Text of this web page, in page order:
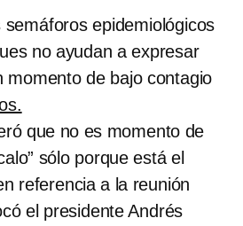
semáforos epidemiológicos
no ayudan a expresar
momento de bajo contagio
que no es momento de
sólo porque está el
referencia a la reunión
el presidente Andrés